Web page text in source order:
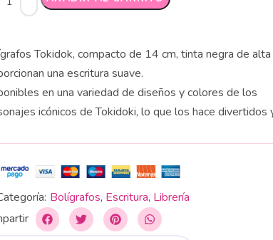
Tokidok, compacto de 14 cm, tinta negra de alta
una escritura suave.
en una variedad de diseños y colores de los
icónicos de Tokidoki, lo que los hace divertidos
Bolígrafos, Escritura, Librería